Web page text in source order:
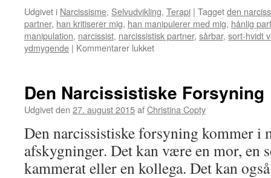
Udgivet i Narcissisme, Selvudvikling, Terapi | Taggetden
partner, han kritiserer mig, han manipulerer med mig, hånlig
manipulation, narcissist, narcissistisk partner, sårbar, sort-hvidt
ydmygende | Kommentarer lukkettil
–
Narcissistens
Den Narcissistiske Forsyning
Udgivet den 27. august 2015afChristina Copty
Den narcissistiske forsyning kommer i
afskygninger. Det kan være en mor, en
kammerat eller en kollega. Det kan